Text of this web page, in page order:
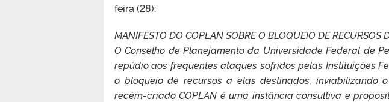
feira (28):
MANIFESTO DO COPLAN SOBRE O BLOQUEIO DE RECURSOS
O Conselho de Planejamento da Universidade Federal de
repúdio aos frequentes ataques sofridos pelas Instituições
o bloqueio de recursos a elas destinados, inviabilizando
recém-criado COPLAN é uma instância consultiva e